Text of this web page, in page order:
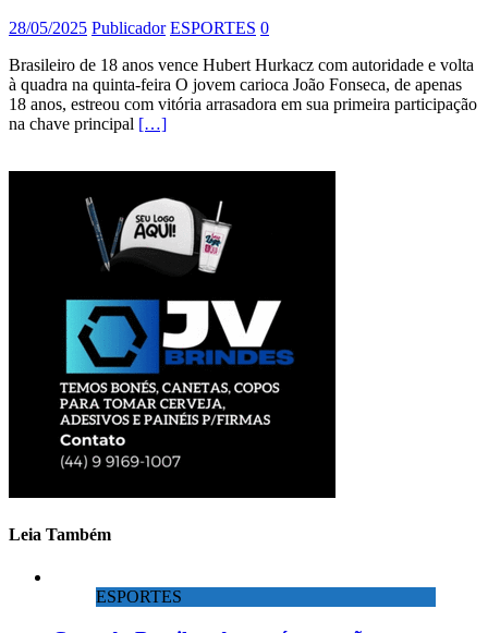
28/05/2025 Publicador ESPORTES 0
Brasileiro de 18 anos vence Hubert Hurkacz com autoridade e volta
à quadra na quinta-feira O jovem carioca João Fonseca, de apenas
18 anos, estreou com vitória arrasadora em sua primeira participação
na chave principal […]
Leia Também
ESPORTES